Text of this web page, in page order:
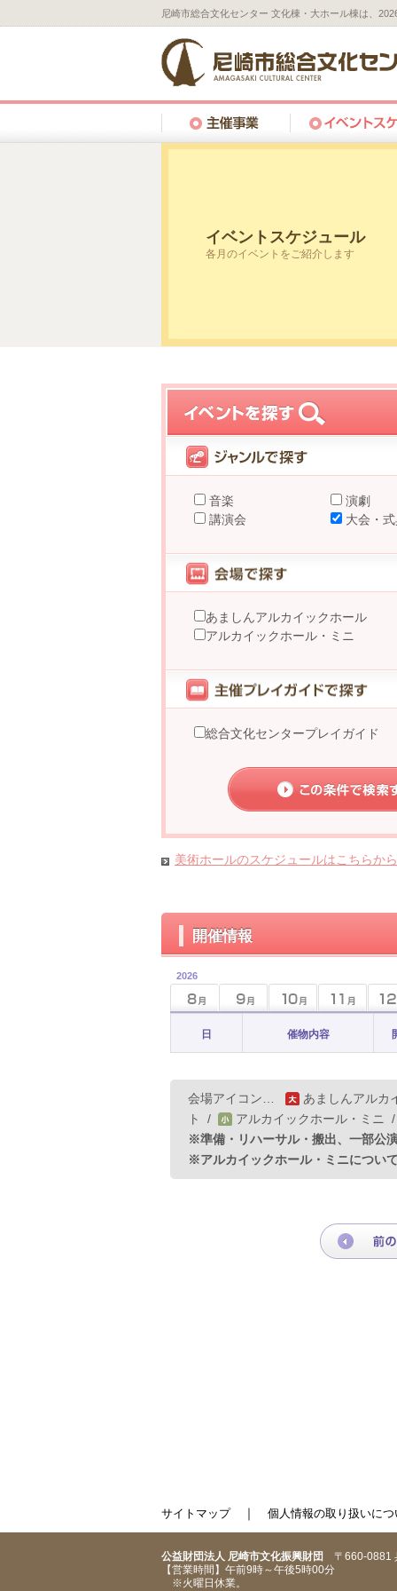
尼崎市総合文化センター 文化棟・大ホール棟は、
イベントスケジュール
各月のイベントをご紹介します
音楽
演劇
講演会
大会・式
あましんアルカイックホール
アルカイックホール・ミニ
総合文化センタープレイガイド
美術ホールのスケジュールはこちらか
開催情報
2026
日 催物内容
会場アイコン…
あましんアルカ
ト
/ アルカイックホール・ミニ
※準備・リハーサル・搬出、一部公
※アルカイックホール・ミニについ
サイトマップ｜ 個人情報の取り扱いにつ
公益財団法人 尼崎市文化振興財団 〒660-0881
【営業時間】午前9時～午後5時00分
※火曜日休業。